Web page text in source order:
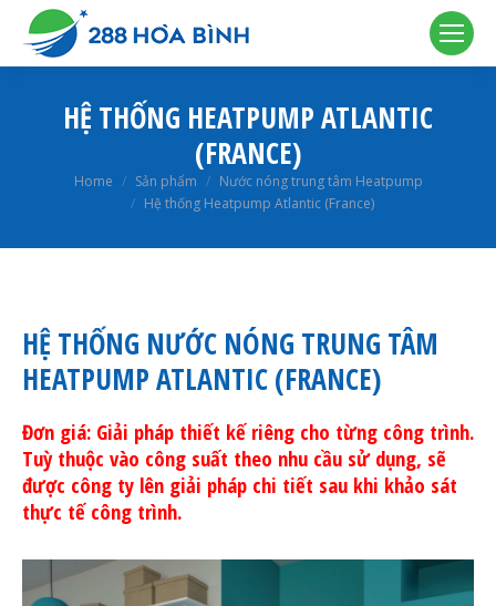
HỆ THỐNG HEATPUMP ATLANTIC
(FRANCE)
You are here:
Home Sản phẩm
Nước nóng trung tâm Heatpump
Hệ thống Heatpump Atlantic (France)
HỆ THỐNG NƯỚC NÓNG TRUNG TÂM
HEATPUMP ATLANTIC (FRANCE)
Đơn giá: Giải pháp thiết kế riêng cho từng công trình.
Tuỳ thuộc vào công suất theo nhu cầu sử dụng, sẽ
được công ty lên giải pháp chi tiết sau khi khảo sát
thực tế công trình.